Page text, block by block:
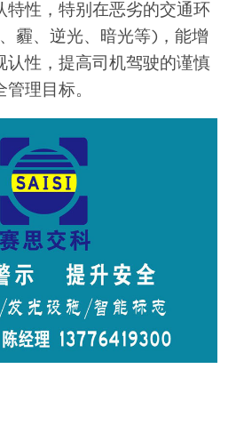
特性，特别在恶劣的交通环
霾、逆光、暗光等)，能增
认性，提高司机驾驶的谨慎
理目标。